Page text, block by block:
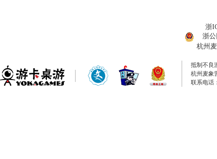
浙
浙公
杭州
抵制不良
杭州麦象
联系电话